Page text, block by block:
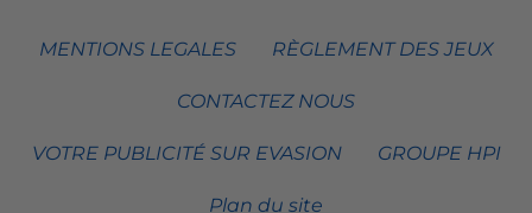
MENTIONS LEGALES RÈGLEMENT DES JEUX
CONTACTEZ NOUS
VOTRE PUBLICITÉ SUR EVASION GROUPE HPI
Plan du site